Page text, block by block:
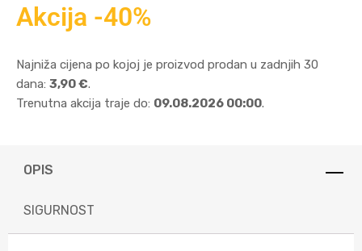
Akcija -40%
Najniža cijena po kojoj je proizvod prodan u zadnjih 30
dana: 3,90 €.
Trenutna akcija traje do: 09.08.2026 00:00.
OPIS
SIGURNOST